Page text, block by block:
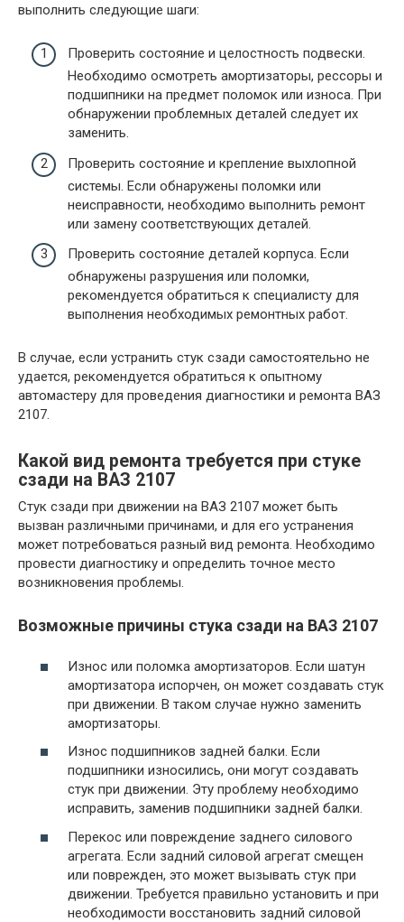
выполнить следующие шаги:
Проверить состояние и целостность подвески.
Необходимо осмотреть амортизаторы, рессоры и
подшипники на предмет поломок или износа. При
обнаружении проблемных деталей следует их
заменить.
Проверить состояние и крепление выхлопной
системы. Если обнаружены поломки или
неисправности, необходимо выполнить ремонт
или замену соответствующих деталей.
Проверить состояние деталей корпуса. Если
обнаружены разрушения или поломки,
рекомендуется обратиться к специалисту для
выполнения необходимых ремонтных работ.
В случае, если устранить стук сзади самостоятельно не
удается, рекомендуется обратиться к опытному
автомастеру для проведения диагностики и ремонта ВАЗ
2107.
Какой вид ремонта требуется при стуке
сзади на ВАЗ 2107
Стук сзади при движении на ВАЗ 2107 может быть
вызван различными причинами, и для его устранения
может потребоваться разный вид ремонта. Необходимо
провести диагностику и определить точное место
возникновения проблемы.
Возможные причины стука сзади на ВАЗ 2107
Износ или поломка амортизаторов. Если шатун
амортизатора испорчен, он может создавать стук
при движении. В таком случае нужно заменить
амортизаторы.
Износ подшипников задней балки. Если
подшипники износились, они могут создавать
стук при движении. Эту проблему необходимо
исправить, заменив подшипники задней балки.
Перекос или повреждение заднего силового
агрегата. Если задний силовой агрегат смещен
или поврежден, это может вызывать стук при
движении. Требуется правильно установить и при
необходимости восстановить задний силовой